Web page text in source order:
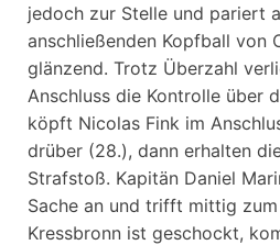
jedoch zur Stelle und pariert
anschließenden Kopfball von
glänzend. Trotz Überzahl
Anschluss die Kontrolle über
köpft Nicolas Fink im
drüber (28.), dann erhalten
Strafstoß. Kapitän Daniel
Sache an und trifft mittig
Kressbronn ist geschockt,